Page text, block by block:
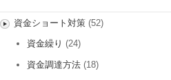
資金ショート対策(52)
資金繰り (24)
資金調達方法 (18)